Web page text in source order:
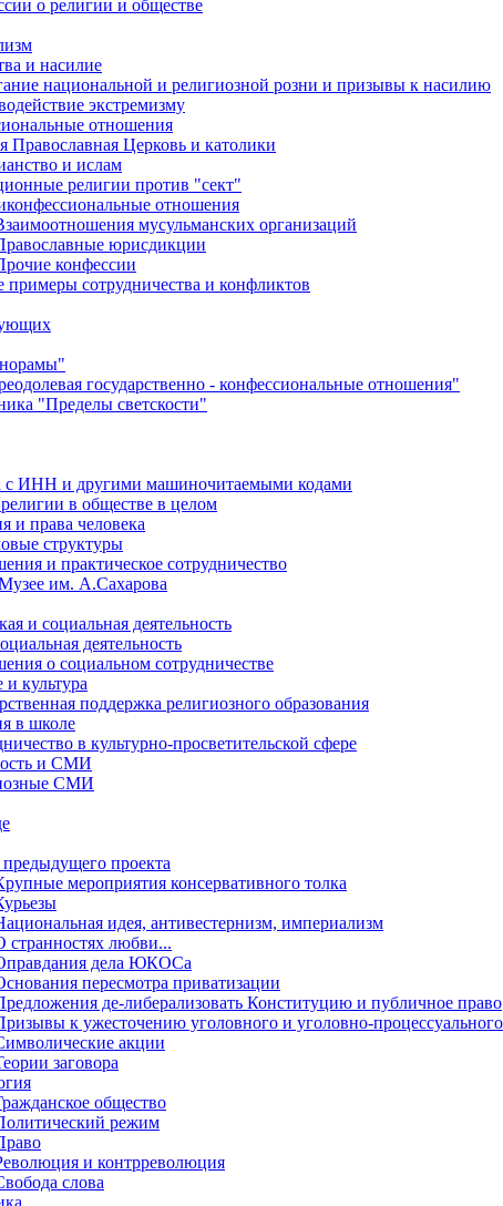
о религии и обществе
и насилие
национальной и религиозной розни и призывы к насилию
экстремизму
отношения
Православная Церковь и католики
и ислам
религии против "сект"
отношения
мусульманских организаций
юрисдикции
конфессии
примеры сотрудничества и конфликтов
государственно - конфессиональные отношения"
"Пределы светскости"
с ИНН и другими машиночитаемыми кодами
в обществе в целом
и права человека
структуры
и практическое сотрудничество
им. А.Сахарова
и социальная деятельность
деятельность
о социальном сотрудничестве
и культура
поддержка религиозного образования
в школе
в культурно-просветительской сфере
и СМИ
СМИ
проекта
мероприятия консервативного толка
идея, антивестернизм, империализм
странностях любви...
дела ЮКОСа
пересмотра приватизации
де-либерализовать Конституцию и публичное право
к ужесточению уголовного и уголовно-процессуального
акции
заговора
общество
режим
и контрреволюция
слова